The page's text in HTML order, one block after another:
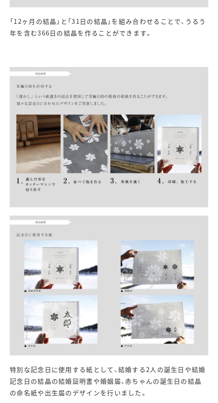
「12ヶ月の結晶」と「31日の結晶」を組み合わせることで、うるう
年を含む366日の結晶を作ることができます。
特別な記念日に使用する紙として、結婚する2人の誕生日や結婚
記念日の結晶の結婚証明書や婚姻届、赤ちゃんの誕生日の結晶
の命名紙や出生届のデザインを行いました。